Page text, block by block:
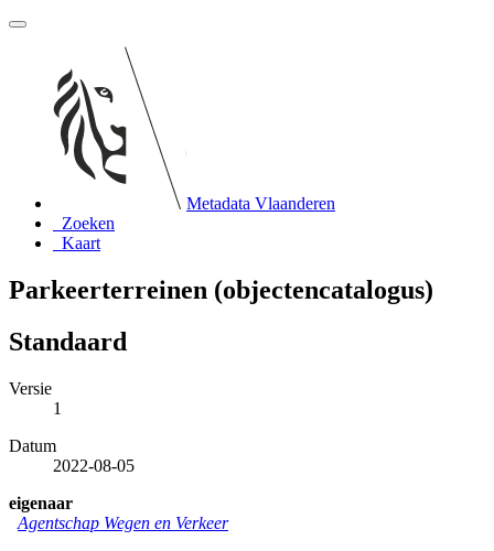
Metadata Vlaanderen
Zoeken
Kaart
Parkeerterreinen (objectencatalogus)
Standaard
Versie
1
Datum
2022-08-05
eigenaar
Agentschap Wegen en Verkeer